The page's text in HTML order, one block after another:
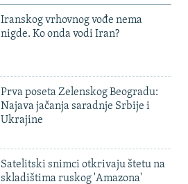
Iranskog vrhovnog vođe nema
nigde. Ko onda vodi Iran?
Prva poseta Zelenskog Beogradu:
Najava jačanja saradnje Srbije i
Ukrajine
Satelitski snimci otkrivaju štetu na
skladištima ruskog 'Amazona'